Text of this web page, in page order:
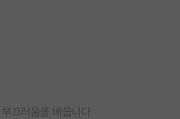
끄러움을 배웁니다